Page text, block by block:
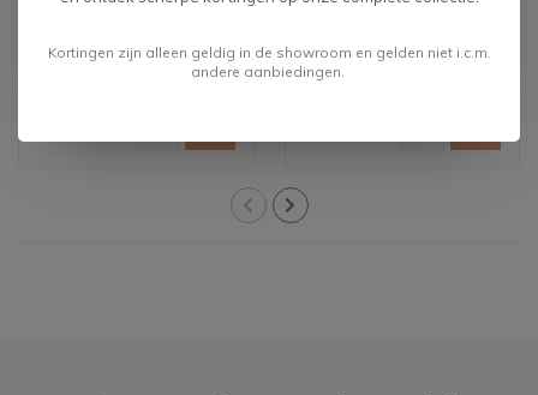
Kabinet Jake - bruin
Kabinet Jake -
Kortingen zijn alleen geldig in de showroom en gelden niet i.c.m.
andere aanbiedingen.